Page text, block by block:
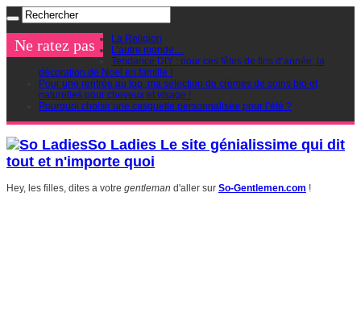
Ne ratez pas
La Religion
L’autre monde…
Tendance DIY : pour ces fêtes de fins d’année, la
décoration de Noel en famille !
Pour une rentrée au top, ma sélection de crèmes de soins bio et
naturelles pour cheveux et visage !
Pourquoi choisir une casquette personnalisée pour l’été ?
So Ladies Le site génialissime qui dit
tout et n'importe quoi
Hey, les filles, dites a votre gentleman d'aller sur So-Gentlemen.com !